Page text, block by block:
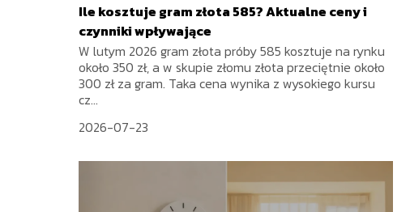
Ile kosztuje gram złota 585? Aktualne ceny i
czynniki wpływające
W lutym 2026 gram złota próby 585 kosztuje na rynku
około 350 zł, a w skupie złomu złota przeciętnie około
300 zł za gram. Taka cena wynika z wysokiego kursu
cz...
2026-07-23